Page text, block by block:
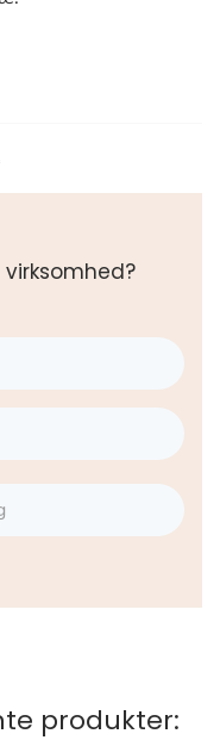
produkter: